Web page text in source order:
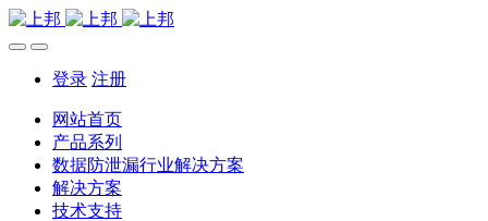
登录 注册
网站首页
产品系列
数据防泄漏行业解决方案
解决方案
技术支持